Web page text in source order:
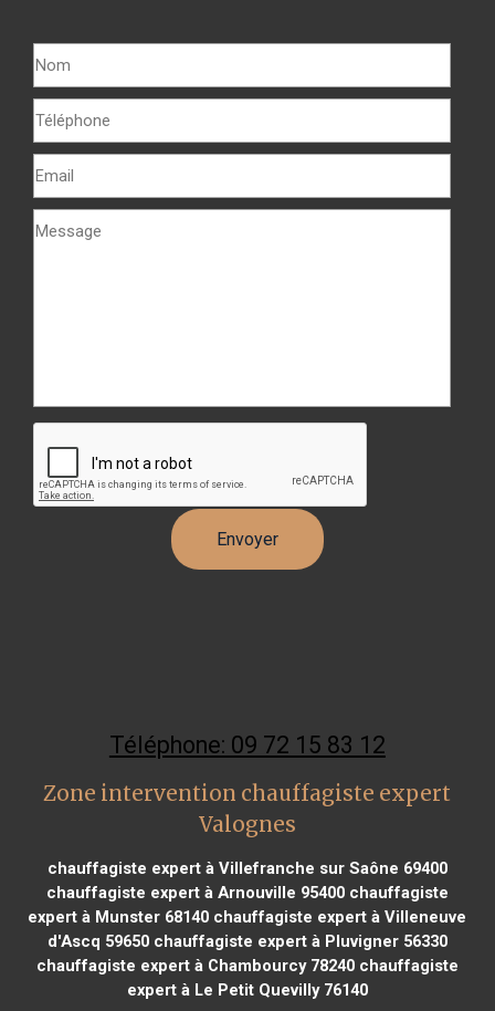
Téléphone: 09 72 15 83 12
Zone intervention chauffagiste expert
Valognes
chauffagiste expert à Villefranche sur Saône 69400
chauffagiste expert à Arnouville 95400chauffagiste
expert à Munster 68140 chauffagiste expert à Villeneuve
d'Ascq 59650chauffagiste expert à Pluvigner 56330
chauffagiste expert à Chambourcy 78240chauffagiste
expert à Le Petit Quevilly 76140